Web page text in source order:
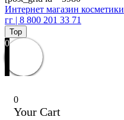
Интернет магазин косметики
гг | 8 800 201 33 71
Top
0
0
Your Cart